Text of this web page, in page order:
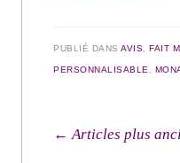
PUBLIÉ DANSAVIS ,FAIT
PERSONNALISABLE
Navigation
← Articles plus